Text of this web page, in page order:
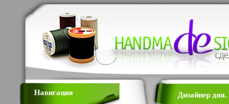
Навигация Дизайнер